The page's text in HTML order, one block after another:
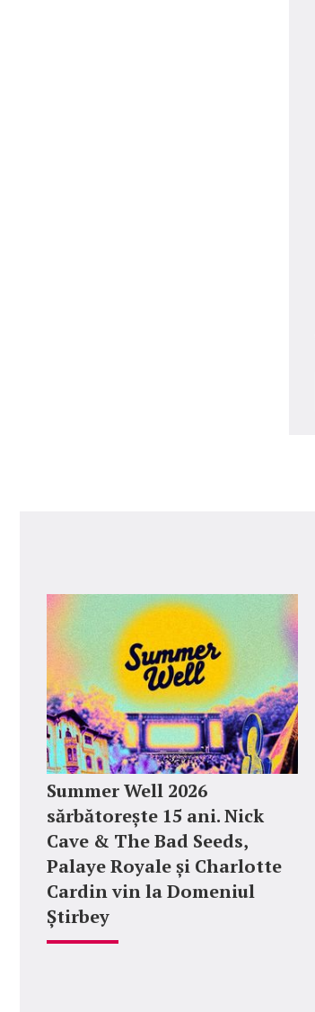
Summer Well 2026
sărbătorește 15 ani. Nick
Cave & The Bad Seeds,
Palaye Royale și Charlotte
Cardin vin la Domeniul
Știrbey